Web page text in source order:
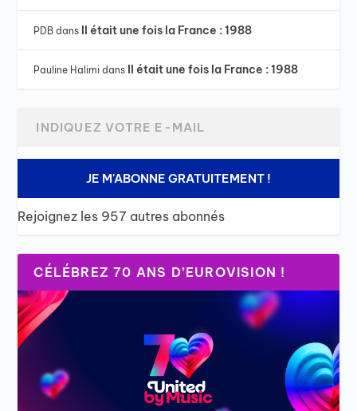
PDB dans Il était une fois la France : 1988
Pauline Halimi dans Il était une fois la France : 1988
JE M'ABONNE GRATUITEMENT !
Rejoignez les 957 autres abonnés
CÉLÉBREZ 70 ANS D’EUROVISION !